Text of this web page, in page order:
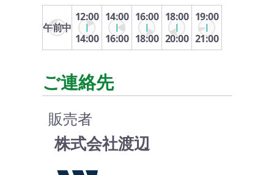
午前中
12:00
14:00
14:00
16:00
16:00
18:00
18:00
20:00
19:00
21:00
ご連絡先
販売者
株式会社渡辺